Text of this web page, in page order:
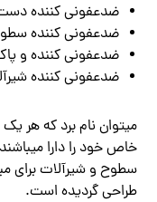
ضدعفونی کننده
ضدعفونی کننده
ضدعفونی کننده و
ضدعفونی کننده
میتوان نام برد که هر یک
خاص خود را دارا
سطوح و شیرآلات برای
طراحی گردیده است.